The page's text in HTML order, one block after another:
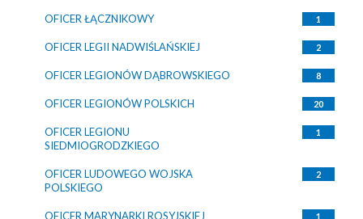
OFICER ŁĄCZNIKOWY 1
OFICER LEGII NADWIŚLAŃSKIEJ 2
OFICER LEGIONÓW DĄBROWSKIEGO 8
OFICER LEGIONÓW POLSKICH 20
OFICER LEGIONU
SIEDMIOGRODZKIEGO
1
OFICER LUDOWEGO WOJSKA
POLSKIEGO
2
OFICER MARYNARKI ROSYJSKIEJ 1